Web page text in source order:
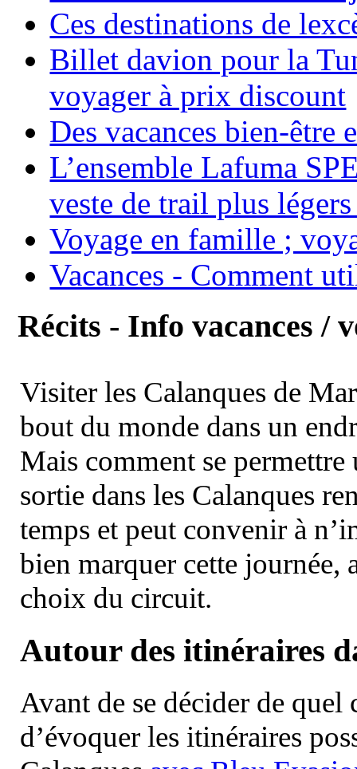
Ces destinations de
Billet davion pour la
voyager à prix discount
Des vacances bien-être
L’ensemble Lafuma
veste de trail plus
Voyage en famille ;
Vacances - Comment
Récits - Info vacances /
Visiter les Calanques de
bout du monde dans un
Mais comment se permettre
sortie dans les Calanques
temps et peut convenir à
bien marquer cette journée,
choix du circuit.
Autour des itinéraires
Avant de se décider de
d’évoquer les itinéraires